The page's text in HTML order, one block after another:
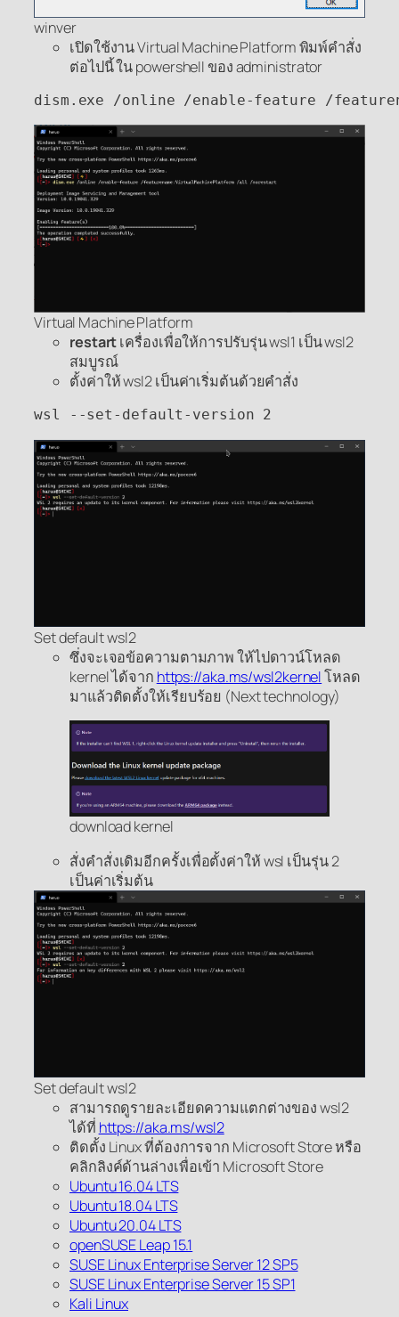
winver
เปิดใช้งาน Virtual Machine Platform พิมพ์คำสั่ง
ต่อไปนี้ ใน powershell ของ administrator
dism.exe /online /enable-feature /
Virtual Machine Platform
restartเครื่องเพื่อให้การปรับรุ่น wsl1 เป็น wsl2
สมบูรณ์
ตั้งค่าให้ wsl2 เป็นค่าเริ่มต้นด้วยคำสั่ง
wsl --set-default-version 2
Set default wsl2
ซึ่งจะเจอข้อความตามภาพ ให้ไปดาวน์โหลด
kernel ได้จาก https://aka.ms/wsl2kernelโหลด
มาแล้วติดตั้งให้เรียบร้อย (Next technology)
download kernel
สั่งคำสั่งเดิมอีกครั้งเพื่อตั้งค่าให้ wsl เป็นรุ่น 2
เป็นค่าเริ่มต้น
Set default wsl2
สามารถดูรายละเอียดความแตกต่างของ wsl2
ได้ที่ https://aka.ms/wsl2
ติดตั้ง Linux ที่ต้องการจาก Microsoft Store หรือ
คลิกลิงค์ด้านล่างเพื่อเข้า Microsoft Store
Ubuntu 16.04 LTS
Ubuntu 18.04 LTS
Ubuntu 20.04 LTS
openSUSE Leap 15.1
SUSE Linux Enterprise Server 12 SP5
SUSE Linux Enterprise Server 15 SP1
Kali Linux